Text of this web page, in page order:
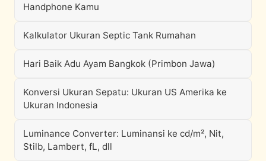
Handphone Kamu
Kalkulator Ukuran Septic Tank Rumahan
Hari Baik Adu Ayam Bangkok (Primbon Jawa)
Konversi Ukuran Sepatu: Ukuran US Amerika ke
Ukuran Indonesia
Luminance Converter: Luminansi ke cd/m², Nit,
Stilb, Lambert, fL, dll